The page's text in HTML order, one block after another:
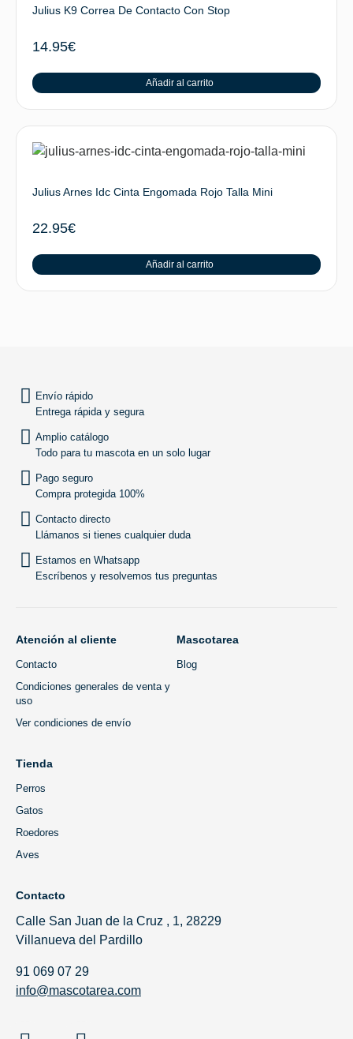
Julius K9 Correa De Contacto Con Stop
14.95€
Añadir al carrito
Julius Arnes Idc Cinta Engomada Rojo Talla Mini
22.95€
Añadir al carrito
Envío rápido
Entrega rápida y segura
Amplio catálogo
Todo para tu mascota en un solo lugar
Pago seguro
Compra protegida 100%
Contacto directo
Llámanos si tienes cualquier duda
Estamos en Whatsapp
Escríbenos y resolvemos tus preguntas
Atención al cliente
Contacto
Condiciones generales de venta y
uso
Ver condiciones de envío
Mascotarea
Blog
Tienda
Perros
Gatos
Roedores
Aves
Contacto
Calle San Juan de la Cruz , 1, 28229
Villanueva del Pardillo
91 069 07 29
info@mascotarea.com